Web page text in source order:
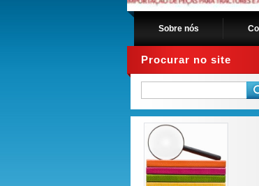
Sobre nós
Procurar no site